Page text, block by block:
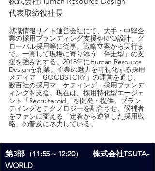
代表取締役社長
就職情報サイト運営会社にて、大手・中堅企
業の採用ブランディング支援やRPO設計、グ
ローバル採用等に従事。戦略立案から実行ま
で、一貫して現場に寄り添う「伴走型」の支
援を強みとする。2018年にHuman Resource
Designを創業。企業の魅力を可視化する採用
メディア「GOODSTORY」の運営を通じ、
数百社の採用マーケティング・採用ブランデ
ィングを支援。現在は、採用特化型エージェ
ント「Recruiteroid」を開発・提供。ブラン
ディングとテクノロジーを融合させ、候補者
をファンに変える「定着から逆算した採用戦
略」の普及に尽力している。
第3部（11:55～12:20）　 株式会社TSUTA-
WORLD